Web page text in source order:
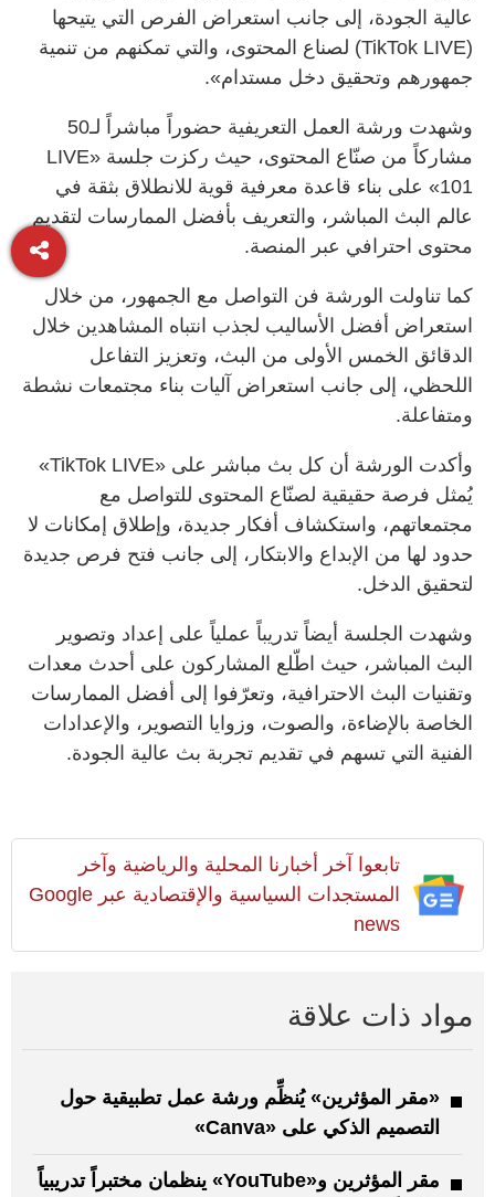
عالية الجودة، إلى جانب استعراض الفرص التي يتيحها
(TikTok LIVE) لصناع المحتوى، والتي تمكنهم من تنمية
جمهورهم وتحقيق دخل مستدام».
وشهدت ورشة العمل التعريفية حضوراً مباشراً لـ50
مشاركاً من صنّاع المحتوى، حيث ركزت جلسة «LIVE
101» على بناء قاعدة معرفية قوية للانطلاق بثقة في
عالم البث المباشر، والتعريف بأفضل الممارسات لتقديم
محتوى احترافي عبر المنصة.
كما تناولت الورشة فن التواصل مع الجمهور، من خلال
استعراض أفضل الأساليب لجذب انتباه المشاهدين خلال
الدقائق الخمس الأولى من البث، وتعزيز التفاعل
اللحظي، إلى جانب استعراض آليات بناء مجتمعات نشطة
ومتفاعلة.
وأكدت الورشة أن كل بث مباشر على «TikTok LIVE»
يُمثل فرصة حقيقية لصنّاع المحتوى للتواصل مع
مجتمعاتهم، واستكشاف أفكار جديدة، وإطلاق إمكانات لا
حدود لها من الإبداع والابتكار، إلى جانب فتح فرص جديدة
لتحقيق الدخل.
وشهدت الجلسة أيضاً تدريباً عملياً على إعداد وتصوير
البث المباشر، حيث اطّلع المشاركون على أحدث معدات
وتقنيات البث الاحترافية، وتعرّفوا إلى أفضل الممارسات
الخاصة بالإضاءة، والصوت، وزوايا التصوير، والإعدادات
الفنية التي تسهم في تقديم تجربة بث عالية الجودة.
تابعوا آخر أخبارنا المحلية والرياضية وآخر
المستجدات السياسية والإقتصادية عبر Google
news
مواد ذات علاقة
«مقر المؤثرين» يُنظِّم ورشة عمل تطبيقية حول
التصميم الذكي على «Canva»
مقر المؤثرين و«YouTube» ينظمان مختبراً تدريبياً